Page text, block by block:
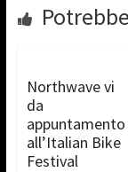
Northwave vi
da
appuntamento
all’Italian Bike
Festival